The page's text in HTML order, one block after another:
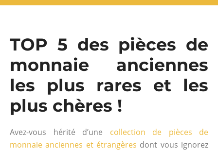
TOP 5 des pièces de
monnaie anciennes
les plus rares et les
plus chères !
Avez-vous hérité d’une collection de pièces de
monnaie anciennes et étrangères dont vous ignorez